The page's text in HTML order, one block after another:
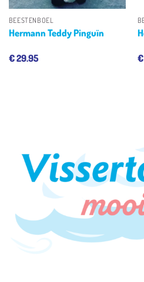
BEESTENBOEL
Hermann Teddy Pinguïn
€29.95 €